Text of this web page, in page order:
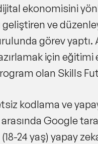
ekonomisini
ve
görev yaptı.
için
olan Skills
kodlama ve
arasında Google
24 yaş) yapay